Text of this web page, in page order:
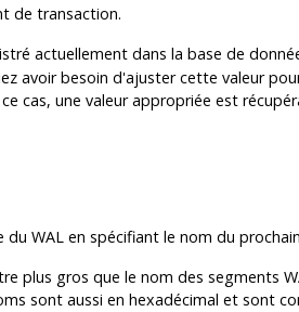
de transaction.
actuellement dans la base de
avoir besoin d'ajuster cette valeur
cas, une valeur appropriée est
WAL en spécifiant le nom du
plus gros que le nom des segments
sont aussi en hexadécimal et sont